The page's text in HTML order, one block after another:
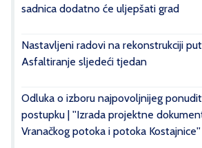
sadnica dodatno će uljepšati grad
Nastavljeni radovi na rekonstrukciji
Asfaltiranje sljedeći tjedan
Odluka o izboru najpovoljnijeg
postupku | ''Izrada projektne
Vranačkog potoka i potoka Kostajnice''